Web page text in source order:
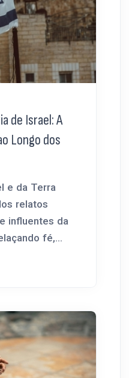
de Israel: A
Longo dos
e da Terra
relatos
influentes da
fé,...